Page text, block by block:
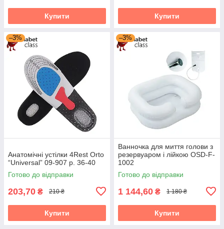
Купити Купити
–3%
Анатомічні устілки 4Rest Orto
“Universal” 09-907 р. 36-40
Готово до відправки
203,70 ₴ 210 ₴
Купити
–3%
Ванночка для миття голови з
резервуаром і лійкою OSD-F-
1002
Готово до відправки
1 144,60 ₴ 1 180 ₴
Купити